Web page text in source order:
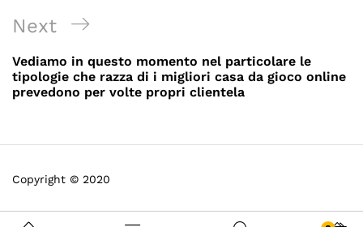
Next
Post
Next
Vediamo in questo momento nel particolare le
tipologie che razza di i migliori casa da gioco online
prevedono per volte propri clientela
Copyright © 2020